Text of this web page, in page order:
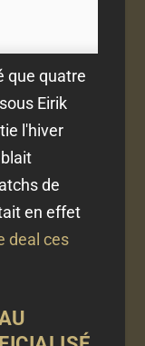
que quatre
Eirik
l'hiver
de
en effet
deal ces